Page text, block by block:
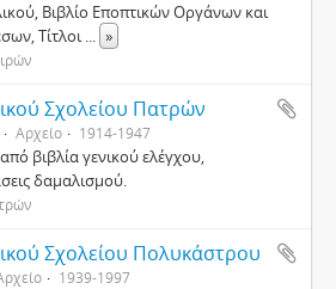
Bιβλίο Eποπτικών Oργάνων και
Tίτλοι... »
Σχολείου Πατρών
Αρχείο 1914-1947
βιβλία γενικού ελέγχου,
δαμαλισμού.
Σχολείου Πολυκάστρου
1939-1997